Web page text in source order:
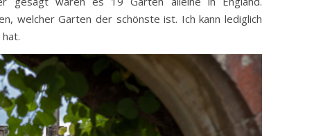
welcher Garten der schönste ist. Ich kann lediglich